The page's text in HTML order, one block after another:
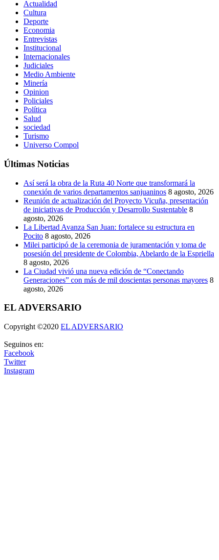
Actualidad
Cultura
Deporte
Economia
Entrevistas
Institucional
Internacionales
Judiciales
Medio Ambiente
Minería
Opinion
Policiales
Política
Salud
sociedad
Turismo
Universo Compol
Últimas Noticias
Así será la obra de la Ruta 40 Norte que transformará la
conexión de varios departamentos sanjuaninos 8 agosto, 2026
Reunión de actualización del Proyecto Vicuña, presentación
de iniciativas de Producción y Desarrollo Sustentable 8
agosto, 2026
La Libertad Avanza San Juan: fortalece su estructura en
Pocito 8 agosto, 2026
Milei participó de la ceremonia de juramentación y toma de
posesión del presidente de Colombia, Abelardo de la Espriella
8 agosto, 2026
La Ciudad vivió una nueva edición de “Conectando
Generaciones” con más de mil doscientas personas mayores 8
agosto, 2026
EL ADVERSARIO
Copyright ©2020 EL ADVERSARIO
Seguinos en:
Facebook
Twitter
Instagram